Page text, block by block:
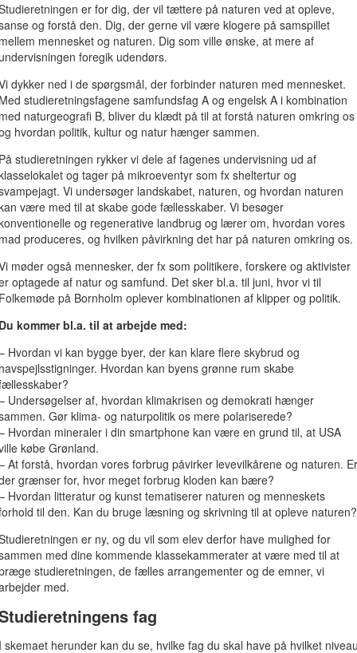
er for dig, der vil tættere på naturen ved at opleve,
og forstå den. Dig, der gerne vil være klogere på samspillet
mennesket og naturen. Dig som ville ønske, at mere af
foregik udendørs.
dykker ned i de spørgsmål, der forbinder naturen med mennesket.
studieretningsfagene samfundsfag A og engelsk A i kombination
naturgeografi B, bliver du klædt på til at forstå naturen omkring os
hvordan politik, kultur og natur hænger sammen.
studieretningen rykker vi dele af fagenes undervisning ud af
og tager på mikroeventyr som fx sheltertur og
Vi undersøger landskabet, naturen, og hvordan naturen
være med til at skabe gode fællesskaber. Vi besøger
og regenerative landbrug og lærer om, hvordan vores
produceres, og hvilken påvirkning det har på naturen omkring os.
møder også mennesker, der fx som politikere, forskere og aktivister
optagede af natur og samfund. Det sker bl.a. til juni, hvor vi til
på Bornholm oplever kombinationen af klipper og politik.
kommer bl.a. til at arbejde med:
Hvordan vi kan bygge byer, der kan klare flere skybrud og
Hvordan kan byens grønne rum skabe
Undersøgelser af, hvordan klimakrisen og demokrati hænger
Gør klima- og naturpolitik os mere polariserede?
Hvordan mineraler i din smartphone kan være en grund til, at USA
købe Grønland.
At forstå, hvordan vores forbrug påvirker levevilkårene og naturen. Er
grænser for, hvor meget forbrug kloden kan bære?
Hvordan litteratur og kunst tematiserer naturen og menneskets
til den. Kan du bruge læsning og skrivning til at opleve naturen?
er ny, og du vil som elev derfor have mulighed for
med dine kommende klassekammerater at være med til at
studieretningen, de fælles arrangementer og de emner, vi
med.
fag
skemaet herunder kan du se, hvilke fag du skal have på hvilket